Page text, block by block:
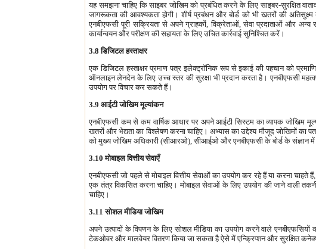
यह समझना चाहिए कि साइबर जोखिम को प्रबंधित करने के लिए साइबर-सुरक्षित
जागरूकता की आवश्यकता होगी। शीर्ष प्रबंधन और बोर्ड को भी खतरों की
एनबीएफसी पूरी सक्रियता से अपने ग्राहकों, विक्रेताओं, सेवा प्रदाताओं और
कार्यान्वयन और परीक्षण की सहायता के लिए उचित कार्रवाई सुनिश्चित करें।
3.8 डिजिटल हस्ताक्षर
एक डिजिटल हस्ताक्षर प्रमाण पत्र इलेक्ट्रॉनिक रूप से इकाई की पहचान को
ऑनलाइन लेनदेन के लिए उच्च स्तर की सुरक्षा भी प्रदान करता है। एनबीएफसी
उपयोग पर विचार कर सकते हैं।
3.9 आईटी जोखिम मूल्यांकन
एनबीएफसी कम से कम वार्षिक आधार पर अपने आईटी सिस्टम का व्यापक जोखिम
खतरों और भेद्यता का विश्लेषण करना चाहिए। अभ्यास का उद्देश्य मौजूद जोखिमों
को मुख्य जोखिम अधिकारी (सीआरओ), सीआईओ और एनबीएफसी के बोर्ड के संज्ञान में
3.10 मोबाइल वित्तीय सेवाएँ
एनबीएफसी जो पहले से मोबाइल वित्तीय सेवाओं का उपयोग कर रहे हैं या करना चाहते
एक तंत्र विकसित करना चाहिए। मोबाइल सेवाओं के लिए उपयोग की जाने वाली
चाहिए।
3.11 सोशल मीडिया जोखिम
अपने उत्पादों के विपणन के लिए सोशल मीडिया का उपयोग करने वाले
टेकओवर और मालवेयर वितरण किया जा सकता है ऐसे में एन्क्रिप्शन और सुरक्षित